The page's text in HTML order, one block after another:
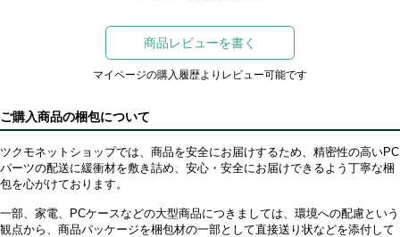
商品レビューを書く
マイページの購入履歴よりレビュー可能です
ご購入商品の梱包について
ツクモネットショップでは、商品を安全にお届けするため、精密性の高いPC
パーツの配送に緩衝材を敷き詰め、安心・安全にお届けできるよう丁寧な梱
包を心がけております。
一部、家電、PCケースなどの大型商品につきましては、環境への配慮という
観点から、商品パッケージを梱包材の一部として直接送り状などを添付して